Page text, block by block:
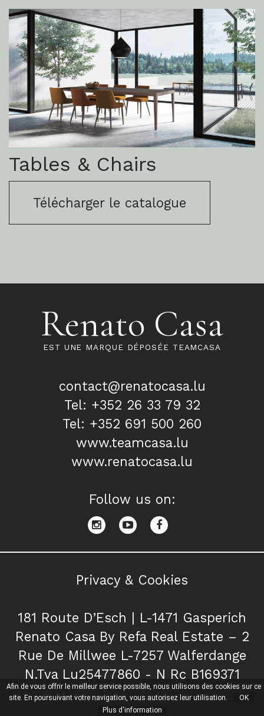
Tables & Chairs
Télécharger le catalogue
Renato Casa
EST UNE MARQUE DÉPOSÉE TEAMCASA
contact@renatocasa.lu
Tel: +352 26 33 79 32
Tel: +352 691 500 260
www.teamcasa.lu
www.renatocasa.lu
Follow us on:
Privacy & Cookies
181 Route D’Esch | L-1471 Gasperich
Renato Casa By Refa Real Estate – 2
Rue De Millwee L-7257 Walferdange
N.Tva Lu25477860 - N Rc B169371
Afin de vous offrir le meilleur service possible, nous utilisons des cookies sur ce
site. En poursuivant votre navigation, vous autorisez leur utilisation.
OK
Plus d'information